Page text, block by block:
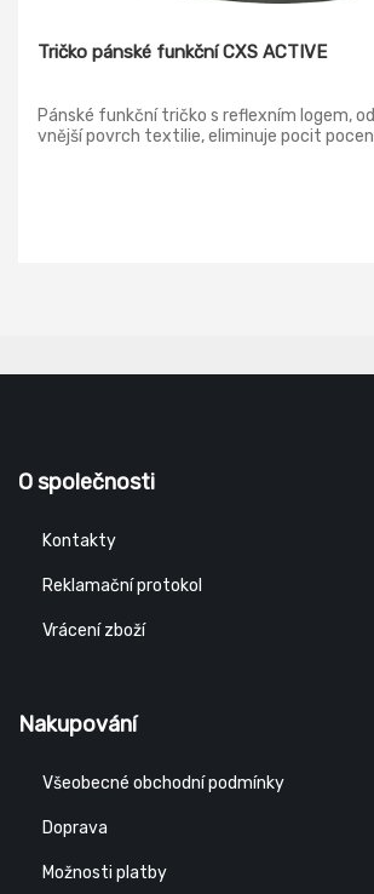
Tričko pánské funkční CXS ACTIVE
Pánské funkční tričko s reflexním logem,
vnější povrch textilie, eliminuje pocit
O společnosti
Kontakty
Reklamační protokol
Vrácení zboží
Nakupování
Všeobecné obchodní podmínky
Doprava
Možnosti platby